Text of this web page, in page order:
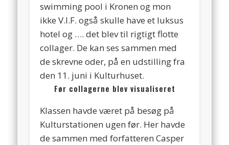
swimming pool i Kronen og mon
ikke V.I.F. også skulle have et luksus
hotel og …. det blev til rigtigt flotte
collager. De kan ses sammen med
de skrevne oder, på en udstilling fra
den 11. juni i Kulturhuset.
Før collagerne blev visualiseret
Klassen havde været på besøg på
Kulturstationen ugen før. Her havde
de sammen med forfatteren Casper